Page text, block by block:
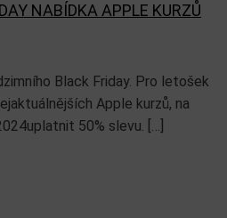
NABÍDKA APPLE KURZŮ
Black Friday. Pro letošek
Apple kurzů, na
50% slevu. […]